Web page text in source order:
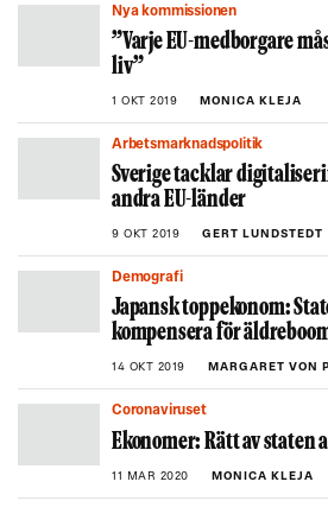
Nya kommissionen
”Varje EU-medborgare
liv”
1 OKT 2019 MONICA KLEJA
Arbetsmarknadspolitik
Sverige tacklar
andra EU-länder
9 OKT 2019 GERT LUNDSTEDT
Demografi
Japansk toppekonom:
kompensera för
14 OKT 2019 MARGARET VON
Coronaviruset
Ekonomer: Rätt av staten
11 MAR 2020 MONICA KLEJA